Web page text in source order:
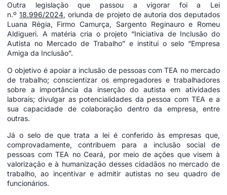
Outra legislação que passou a vigorar foi a Lei
n.º18.996/2024, oriunda de projeto de autoria dos deputados
Luana Régia, Firmo Camurça, Sargento Reginauro e Romeu
Aldigueri. A matéria cria o projeto “Iniciativa de Inclusão do
Autista no Mercado de Trabalho” e institui o selo “Empresa
Amiga da Inclusão”.
O objetivo é apoiar a inclusão de pessoas com TEA no mercado
de trabalho; conscientizar os empregadores e trabalhadores
sobre a importância da inserção do autista em atividades
laborais; divulgar as potencialidades da pessoa com TEA e a
sua capacidade de colaboração dentro da empresa, entre
outras.
Já o selo de que trata a lei é conferido às empresas que,
comprovadamente, contribuem para a inclusão social de
pessoas com TEA no Ceará, por meio de ações que visem à
valorização e à humanização desses cidadãos no mercado de
trabalho, ao incentivar e admitir autistas no seu quadro de
funcionários.